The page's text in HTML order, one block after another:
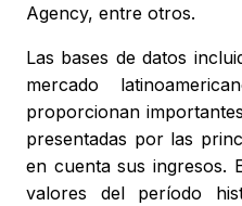
Agency, entre otros.
Las bases de datos
mercado
proporcionan
presentadas por las
en cuenta sus ingresos.
valores del período